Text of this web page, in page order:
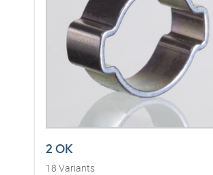
2 OK
18 Variants